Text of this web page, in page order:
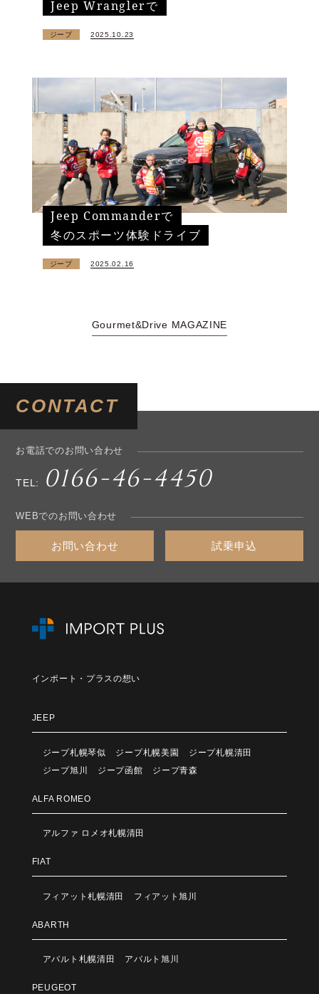
Jeep Wranglerで
ジープ 2025.10.23
Jeep Commanderで
冬のスポーツ体験ドライブ
ジープ 2025.02.16
Gourmet&Drive MAGAZINE
CONTACT
お電話でのお問い合わせ
TEL: 0166-46-4450
WEBでのお問い合わせ
お問い合わせ 試乗申込
インポート・プラスの想い
JEEP
ジープ札幌琴似 ジープ札幌美園
ジープ札幌清田
ジープ旭川
ジープ函館 ジープ青森
ALFA ROMEO
アルファ ロメオ札幌清田
FIAT
フィアット札幌清田 フィアット旭川
ABARTH
アバルト札幌清田 アバルト旭川
PEUGEOT